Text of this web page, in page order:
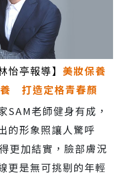
怡亭報導】 美妝保養
打造定格青春顏
SAM老師健身有成，
的形象照讓人驚呼
更加結實，臉部膚況
更是無可挑剔的年輕